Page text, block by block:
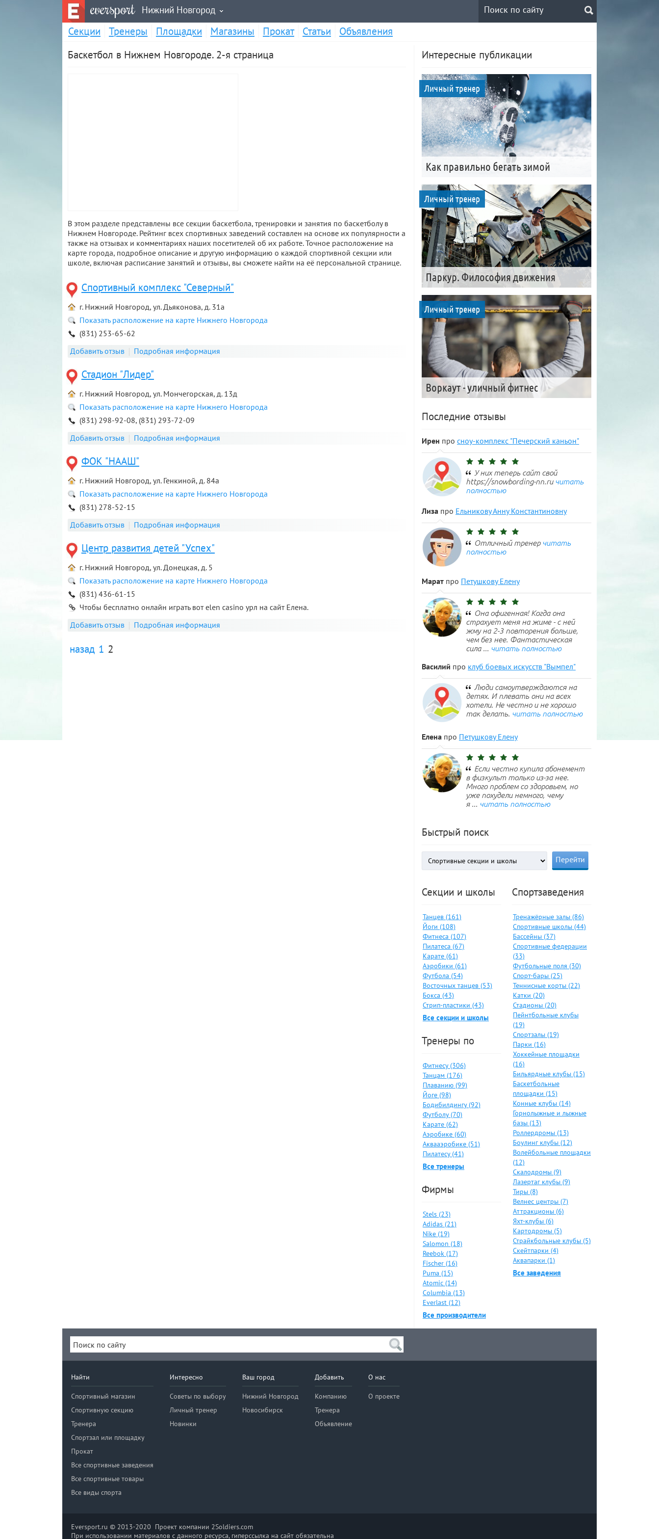
eversport Нижний Новгород
Секции Тренеры Площадки Магазины Прокат Статьи
Объявления
Баскетбол в Нижнем Новгороде. 2-я страница
В этом разделе представлены все секции баскетбола, тренировки и занятия по баскетболу в
Нижнем Новгороде. Рейтинг всех спортивных заведений составлен на основе их популярности а
также на отзывах и комментариях наших посетителей об их работе. Точное расположение на
карте города, подробное описание и другую информацию о каждой спортивной секции или
школе, включая расписание занятий и отзывы, вы сможете найти на её персональной странице.
Спортивный комплекс "Северный"
г. Нижний Новгород, ул. Дьяконова, д. 31а
Показать расположение на карте Нижнего Новгорода
(831) 253-65-62
Добавить отзыв
Подробная информация
Стадион "Лидер"
г. Нижний Новгород, ул. Мончегорская, д. 13д
Показать расположение на карте Нижнего Новгорода
(831) 298-92-08, (831) 293-72-09
Добавить отзыв
Подробная информация
ФОК "НААШ"
г. Нижний Новгород, ул. Генкиной, д. 84а
Показать расположение на карте Нижнего Новгорода
(831) 278-52-15
Добавить отзыв
Подробная информация
Центр развития детей "Успех"
г. Нижний Новгород, ул. Донецкая, д. 5
Показать расположение на карте Нижнего Новгорода
(831) 436-61-15
Чтобы бесплатно онлайн играть вот elen casino урл на сайт Елена.
Добавить отзыв
Подробная информация
назад 1 2
Интересные публикации
Личный тренер
Как правильно бегать зимой
Личный тренер
Паркур. Философия движения
Личный тренер
Воркаут - уличный фитнес
Последние отзывы
Ирен про сноу-комплекс "Печерский каньон"
У них теперь сайт свой
https://snowbording-nn.ru читать
полностью
Лиза про Ельникову Анну Константиновну
Отличный тренер читать
полностью
Марат про Петушкову Елену
Она офигенная! Когда она
страхует меня на жиме - с ней
жму на 2-3 повторения больше,
чем без нее. Фантастическая
сила ... читать полностью
Василий про клуб боевых искусств "Вымпел"
Люди самоутверждаются на
детях. И плевать они на всех
хотели. Не честно и не хорошо
так делать. читать полностью
Елена про Петушкову Елену
Если честно купила абонемент
в физкульт только из-за нее.
Много проблем со здоровьем, но
уже похудели немного, чему
я ... читать полностью
Быстрый поиск
Секции и школы
Танцев (161)
Йоги (108)
Фитнеса (107)
Пилатеса (67)
Карате (61)
Аэробики (61)
Футбола (54)
Восточных танцев (53)
Бокса (43)
Стрип-пластики (43)
Все секции и школы
Тренеры по
Фитнесу (306)
Танцам (176)
Плаванию (99)
Йоге (98)
Бодибилдингу (92)
Футболу (70)
Карате (62)
Аэробике (60)
Аквааэробике (51)
Пилатесу (41)
Все тренеры
Фирмы
Stels (23)
Adidas (21)
Nike (19)
Salomon (18)
Reebok (17)
Fischer (16)
Puma (15)
Atomic (14)
Columbia (13)
Everlast (12)
Все производители
Спортзаведения
Тренажёрные залы (86)
Спортивные школы (44)
Бассейны (37)
Спортивные федерации
(33)
Футбольные поля (30)
Спорт-бары (25)
Теннисные корты (22)
Катки (20)
Стадионы (20)
Пейнтбольные клубы
(19)
Спортзалы (19)
Парки (16)
Хоккейные площадки
(16)
Бильярдные клубы (15)
Баскетбольные
площадки (15)
Конные клубы (14)
Горнолыжные и лыжные
базы (13)
Роллердромы (13)
Боулинг клубы (12)
Волейбольные площадки
(12)
Скалодромы (9)
Лазертаг клубы (9)
Тиры (8)
Велнес центры (7)
Аттракционы (6)
Яхт-клубы (6)
Картодромы (5)
Страйкбольные клубы (5)
Скейтпарки (4)
Аквапарки (1)
Все заведения
Найти
Спортивный магазин
Спортивную секцию
Тренера
Спортзал или площадку
Прокат
Все спортивные заведения
Все спортивные товары
Все виды спорта
Интересно
Советы по выбору
Личный тренер
Новинки
Ваш город
Нижний Новгород
Новосибирск
Добавить
Компанию
Тренера
Объявление
О нас
О проекте
Eversport.ru © 2013-2020 Проект компании 2Soldiers.com
При использовании материалов с данного ресурса, гиперссылка на сайт обязательна